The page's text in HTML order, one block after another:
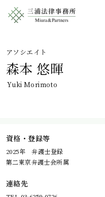
アソシエイト
森本 悠暉
Yuki Morimoto
資格・登録等
2025年 弁護士登録
第二東京弁護士会所属
連絡先